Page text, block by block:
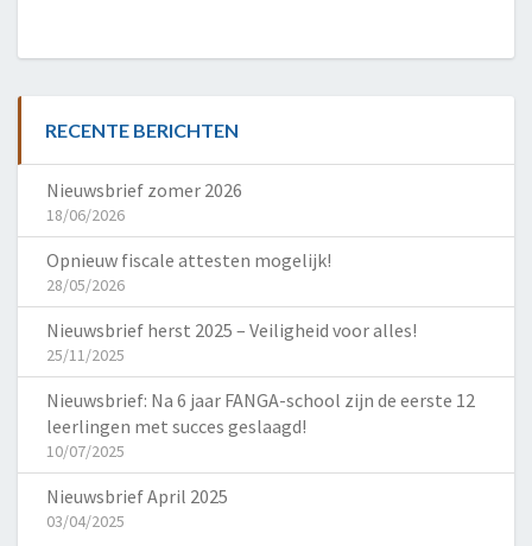
RECENTE BERICHTEN
Nieuwsbrief zomer 2026
18/06/2026
Opnieuw fiscale attesten mogelijk!
28/05/2026
Nieuwsbrief herst 2025 – Veiligheid voor alles!
25/11/2025
Nieuwsbrief: Na 6 jaar FANGA-school zijn de eerste 12
leerlingen met succes geslaagd!
10/07/2025
Nieuwsbrief April 2025
03/04/2025